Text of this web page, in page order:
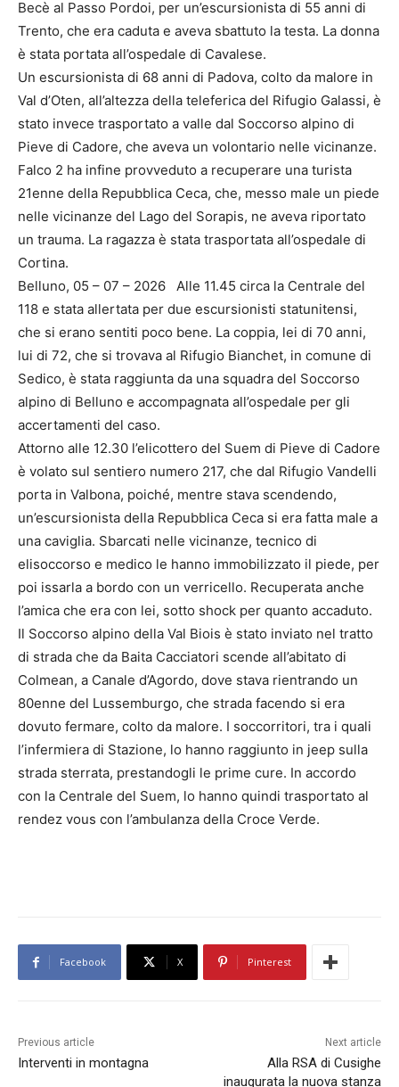
Becè al Passo Pordoi, per un’escursionista di 55 anni di
Trento, che era caduta e aveva sbattuto la testa. La donna
è stata portata all’ospedale di Cavalese.
Un escursionista di 68 anni di Padova, colto da malore in
Val d’Oten, all’altezza della teleferica del Rifugio Galassi, è
stato invece trasportato a valle dal Soccorso alpino di
Pieve di Cadore, che aveva un volontario nelle vicinanze.
Falco 2 ha infine provveduto a recuperare una turista
21enne della Repubblica Ceca, che, messo male un piede
nelle vicinanze del Lago del Sorapis, ne aveva riportato
un trauma. La ragazza è stata trasportata all’ospedale di
Cortina.
Belluno, 05 – 07 – 2026 Alle 11.45 circa la Centrale del
118 e stata allertata per due escursionisti statunitensi,
che si erano sentiti poco bene. La coppia, lei di 70 anni,
lui di 72, che si trovava al Rifugio Bianchet, in comune di
Sedico, è stata raggiunta da una squadra del Soccorso
alpino di Belluno e accompagnata all’ospedale per gli
accertamenti del caso.
Attorno alle 12.30 l’elicottero del Suem di Pieve di Cadore
è volato sul sentiero numero 217, che dal Rifugio Vandelli
porta in Valbona, poiché, mentre stava scendendo,
un’escursionista della Repubblica Ceca si era fatta male a
una caviglia. Sbarcati nelle vicinanze, tecnico di
elisoccorso e medico le hanno immobilizzato il piede, per
poi issarla a bordo con un verricello. Recuperata anche
l’amica che era con lei, sotto shock per quanto accaduto.
Il Soccorso alpino della Val Biois è stato inviato nel tratto
di strada che da Baita Cacciatori scende all’abitato di
Colmean, a Canale d’Agordo, dove stava rientrando un
80enne del Lussemburgo, che strada facendo si era
dovuto fermare, colto da malore. I soccorritori, tra i quali
l’infermiera di Stazione, lo hanno raggiunto in jeep sulla
strada sterrata, prestandogli le prime cure. In accordo
con la Centrale del Suem, lo hanno quindi trasportato al
rendez vous con l’ambulanza della Croce Verde.
Facebook X Pinterest
Previous article
Interventi in montagna
Next article
Alla RSA di Cusighe
inaugurata la nuova stanza